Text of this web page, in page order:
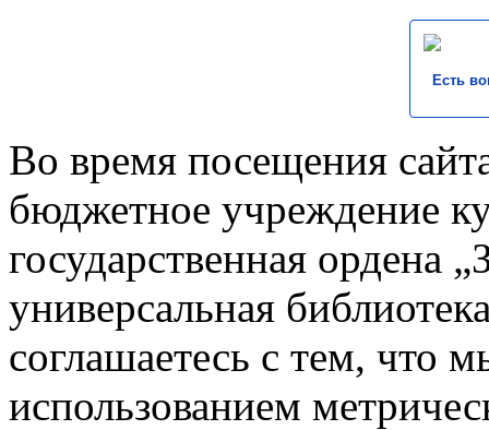
Есть
Во время посещения
бюджетное учреждение
государственная ордена
универсальная
соглашаетесь с тем, что
использованием